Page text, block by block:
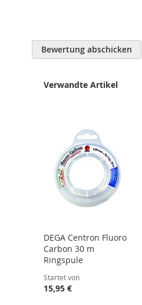
Bewertung abschicken
Verwandte Artikel
DEGA Centron Fluoro
Carbon 30 m
Ringspule
Startet von
15,95 €